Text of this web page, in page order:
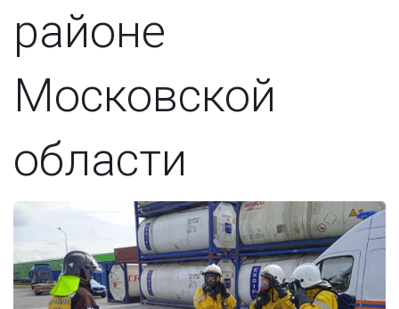
районе
Московской
области